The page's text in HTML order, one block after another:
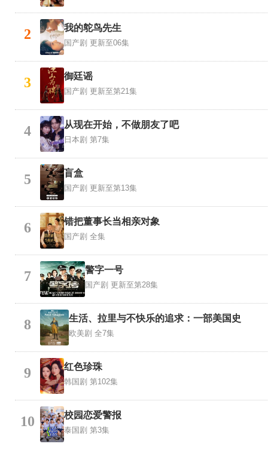
2 我的鸵鸟先生
国产剧 更新至06集
3 御廷谣
国产剧 更新至第21集
4 从现在开始，不做朋友了吧
日本剧 第7集
5 盲盒
国产剧 更新至第13集
6 错把董事长当相亲对象
国产剧 全集
7 警字一号
国产剧 更新至第28集
8 生活、拉里与不快乐的追求：一部美国史
欧美剧 全7集
9 红色珍珠
韩国剧 第102集
10 校园恋爱警报
泰国剧 第3集